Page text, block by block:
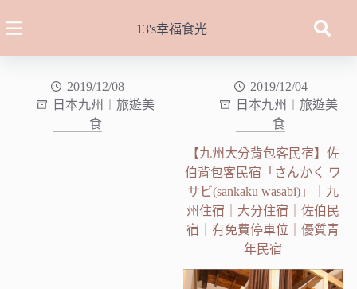
至
13's幸福食光
2019/12/08
日本九州︱旅遊美
食
2019/12/04
日本九州︱旅遊美
食
【九州大分背包客民宿】佐
伯背包客民宿「さんかく ワ
サビ(sankaku wasabi)」｜九
州住宿｜大分住宿｜佐伯民
宿｜有免費停車位｜優質青
年民宿